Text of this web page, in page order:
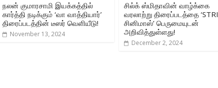
நலன் குமாரசாமி இயக்கத்தில்
கார்த்தி நடிக்கும் ‘வா வாத்தியார்’
திரைப்படத்தின் டீஸர் வெளியீடு!
November 13, 2024
சில்க் ஸ்மிதாவின் வாழ்க்கை
வரலாற்று திரைப்படத்தை ‘STRI
சினிமாஸ்’ பெருமையுடன்
அறிவித்துள்ளது!
December 2, 2024